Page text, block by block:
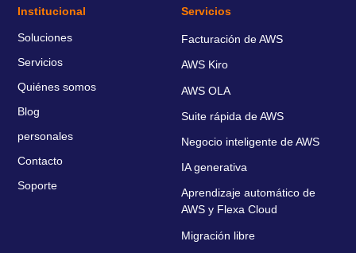
Institucional
Soluciones
Servicios
Quiénes somos
Blog
personales
Contacto
Soporte
Servicios
Facturación de AWS
AWS Kiro
AWS OLA
Suite rápida de AWS
Negocio inteligente de AWS
IA generativa
Aprendizaje automático de
AWS y Flexa Cloud
Migración libre